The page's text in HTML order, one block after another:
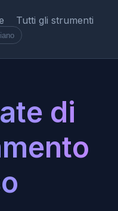
Tutti gli strumenti
di